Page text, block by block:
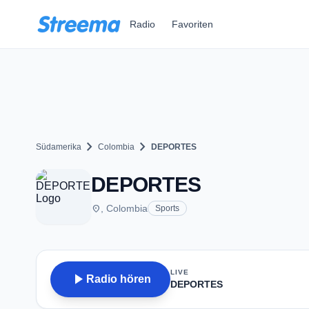
Radio Favoriten
Südamerika chevron_right Colombia chevron_right DEPORTES
DEPORTES
place , Colombia Sports
play_arrow Radio hören
LIVE
DEPORTES